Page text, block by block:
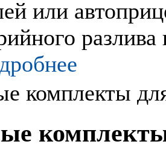
или